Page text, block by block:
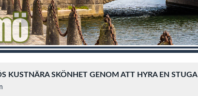
KUSTNÄRA SKÖNHET GENOM ATT HYRA EN STUGA